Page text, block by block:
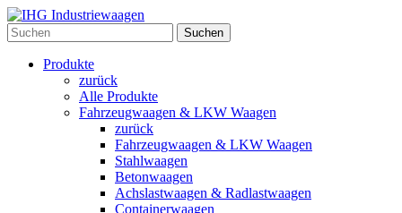
Suchen
Produkte
zurück
Alle Produkte
Fahrzeugwaagen & LKW Waagen
zurück
Fahrzeugwaagen & LKW Waagen
Stahlwaagen
Betonwaagen
Achslastwaagen & Radlastwaagen
Containerwaagen